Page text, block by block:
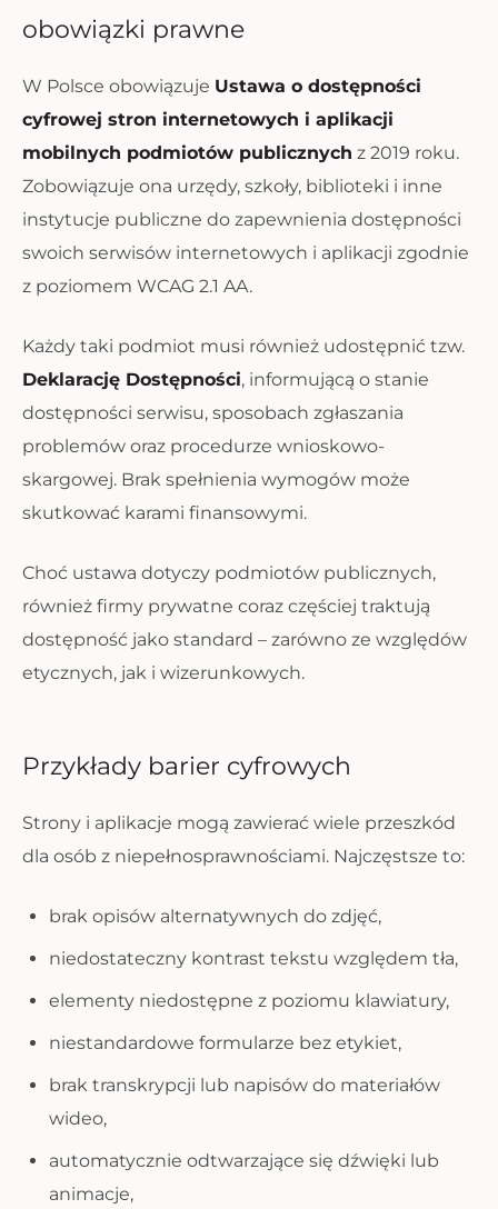
obowiązki prawne
W Polsce obowiązuje Ustawa o dostępności
cyfrowej stron internetowych i aplikacji
mobilnych podmiotów publicznych z 2019 roku.
Zobowiązuje ona urzędy, szkoły, biblioteki i inne
instytucje publiczne do zapewnienia dostępności
swoich serwisów internetowych i aplikacji zgodnie
z poziomem WCAG 2.1 AA.
Każdy taki podmiot musi również udostępnić tzw.
Deklarację Dostępności, informującą o stanie
dostępności serwisu, sposobach zgłaszania
problemów oraz procedurze wnioskowo-
skargowej. Brak spełnienia wymogów może
skutkować karami finansowymi.
Choć ustawa dotyczy podmiotów publicznych,
również firmy prywatne coraz częściej traktują
dostępność jako standard – zarówno ze względów
etycznych, jak i wizerunkowych.
Przykłady barier cyfrowych
Strony i aplikacje mogą zawierać wiele przeszkód
dla osób z niepełnosprawnościami. Najczęstsze to:
brak opisów alternatywnych do zdjęć,
niedostateczny kontrast tekstu względem tła,
elementy niedostępne z poziomu klawiatury,
niestandardowe formularze bez etykiet,
brak transkrypcji lub napisów do materiałów
wideo,
automatycznie odtwarzające się dźwięki lub
animacje,